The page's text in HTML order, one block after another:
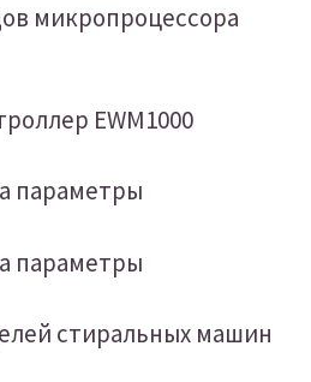
микропроцессора
EWM1000
параметры
параметры
стиральных машин